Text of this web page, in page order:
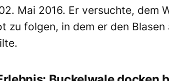
Mai 2016. Er versuchte, dem
zu folgen, in dem er den Blasen
.